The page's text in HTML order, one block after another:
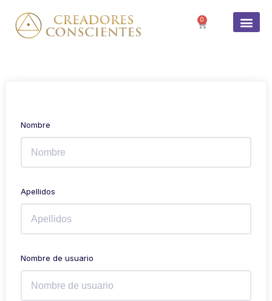
0
Nombre
Apellidos
Nombre de usuario